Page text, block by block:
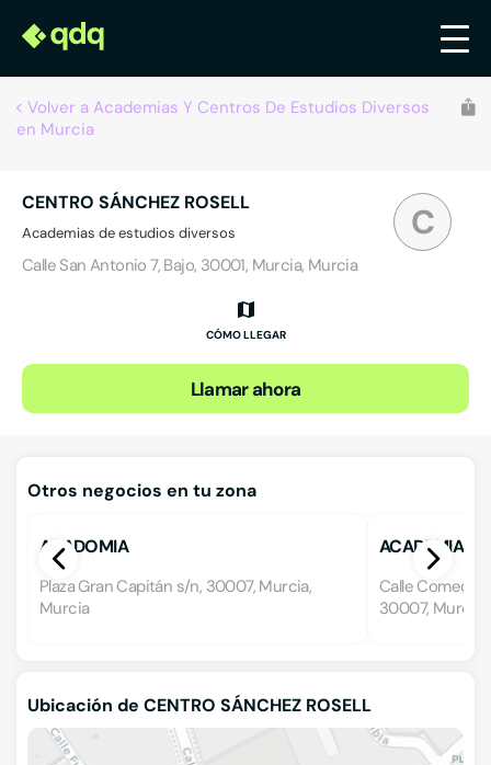
Volver a Academias Y Centros De Estudios Diversos
en Murcia
C
CENTRO SÁNCHEZ ROSELL
Academias de estudios diversos
Calle San Antonio 7, Bajo, 30001, Murcia, Murcia
CÓMO LLEGAR
Llamar ahora
Otros negocios en tu zona
ACADOMIA
Plaza Gran Capitán s/n, 30007, Murcia,
Murcia
ACADEMIA
Calle
30007, Murcia,
Ubicación de CENTRO SÁNCHEZ ROSELL